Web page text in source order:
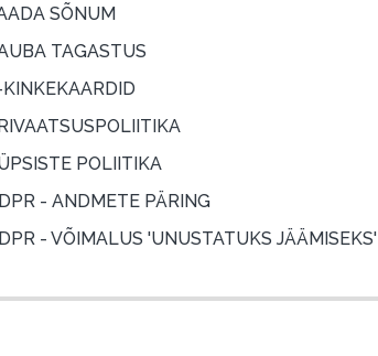
SÕNUM
TAGASTUS
POLIITIKA
- ANDMETE PÄRING
- VÕIMALUS 'UNUSTATUKS JÄÄMISEKS'